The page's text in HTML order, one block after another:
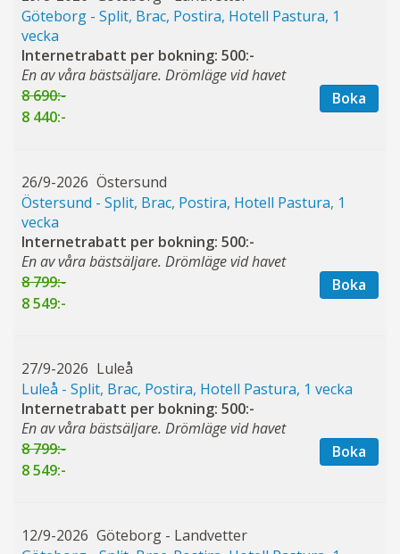
Göteborg - Split, Brac, Postira, Hotell Pastura, 1
vecka
Internetrabatt per bokning: 500:-
En av våra bästsäljare. Drömläge vid havet
8 690:-
8 440:-
Boka
26/9-2026 Östersund
Östersund - Split, Brac, Postira, Hotell Pastura, 1
vecka
Internetrabatt per bokning: 500:-
En av våra bästsäljare. Drömläge vid havet
8 799:-
8 549:-
Boka
27/9-2026 Luleå
Luleå - Split, Brac, Postira, Hotell Pastura, 1 vecka
Internetrabatt per bokning: 500:-
En av våra bästsäljare. Drömläge vid havet
8 799:-
8 549:-
Boka
12/9-2026 Göteborg - Landvetter